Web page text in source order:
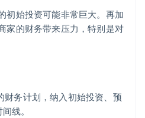
初始投资可能非常巨大。再加
家的财务带来压力，特别是对
财务计划，纳入初始投资、预
线。